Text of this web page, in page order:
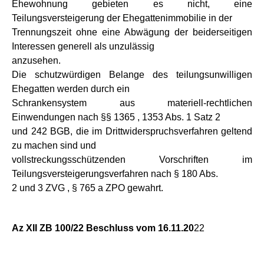
Ehewohnung gebieten es nicht, eine
Teilungsversteigerung der Ehegattenimmobilie in der
Trennungszeit ohne eine Abwägung der beiderseitigen
Interessen generell als unzulässig
anzusehen.
Die schutzwürdigen Belange des teilungsunwilligen
Ehegatten werden durch ein
Schrankensystem aus materiell-rechtlichen
Einwendungen nach §§ 1365 , 1353 Abs. 1 Satz 2
und 242 BGB, die im Drittwiderspruchsverfahren geltend
zu machen sind und
vollstreckungsschützenden Vorschriften im
Teilungsversteigerungsverfahren nach § 180 Abs.
2 und 3 ZVG , § 765 a ZPO gewahrt.
Az XII ZB 100/22 Beschluss vom 16.11.2022